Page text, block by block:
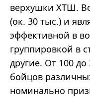
верхушки ХТШ.
(ок. 30 тыс.) и
эффективной в
группировкой в
другие. От 100
бойцов
номинально